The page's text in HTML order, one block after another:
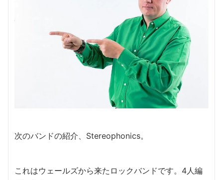
次のバンドの紹介、Stereophonics。
これはウェールズから来たロックバンドです。4人編